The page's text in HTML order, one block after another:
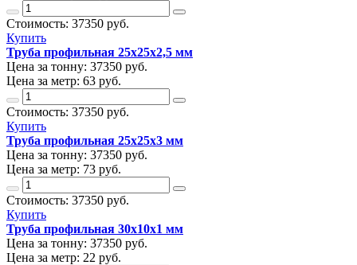
Стоимость: 37350 руб.
Купить
Труба профильная 25х25х2,5 мм
Цена за тонну: 37350 руб.
Цена за метр: 63 руб.
Стоимость: 37350 руб.
Купить
Труба профильная 25х25х3 мм
Цена за тонну: 37350 руб.
Цена за метр: 73 руб.
Стоимость: 37350 руб.
Купить
Труба профильная 30х10х1 мм
Цена за тонну: 37350 руб.
Цена за метр: 22 руб.